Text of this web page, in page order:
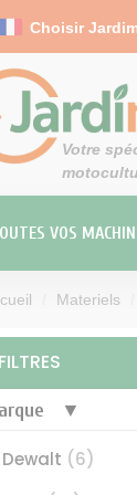
Choisir
Votre
VOS
Materiels
FILTRES
Dewalt (6)